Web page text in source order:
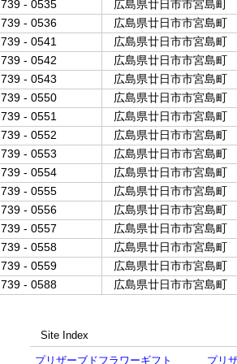
739 - 0535
広島県廿日市市宮島町
739 - 0536
広島県廿日市市宮島町
739 - 0541
広島県廿日市市宮島町
739 - 0542
広島県廿日市市宮島町
739 - 0543
広島県廿日市市宮島町
739 - 0550
広島県廿日市市宮島町
739 - 0551
広島県廿日市市宮島町
739 - 0552
広島県廿日市市宮島町
739 - 0553
広島県廿日市市宮島町
739 - 0554
広島県廿日市市宮島町
739 - 0555
広島県廿日市市宮島町
739 - 0556
広島県廿日市市宮島町
739 - 0557
広島県廿日市市宮島町
739 - 0558
広島県廿日市市宮島町
739 - 0559
広島県廿日市市宮島町
739 - 0588
広島県廿日市市宮島町
Site Index
プリザーブドフラワーギフト プリ